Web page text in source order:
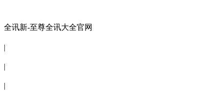
全讯新-至尊全讯大全官网
|
|
|